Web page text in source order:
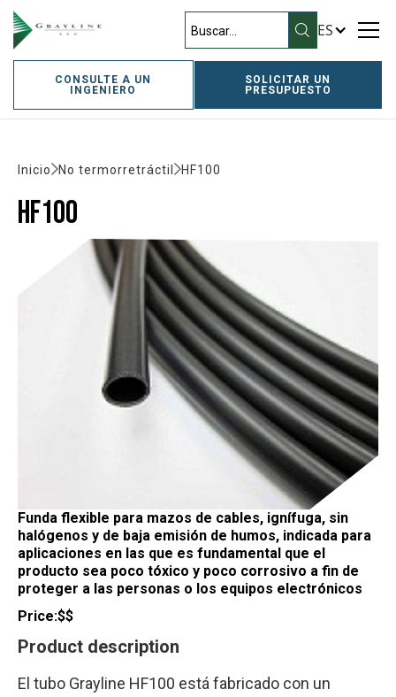
ES
CONSULTE A UN
INGENIERO
SOLICITAR UN
PRESUPUESTO
Inicio No termorretráctil HF100
HF100
Funda flexible para mazos de cables, ignífuga, sin
halógenos y de baja emisión de humos, indicada para
aplicaciones en las que es fundamental que el
producto sea poco tóxico y poco corrosivo a fin de
proteger a las personas o los equipos electrónicos
Price:$$
Product description
El tubo Grayline HF100 está fabricado con un